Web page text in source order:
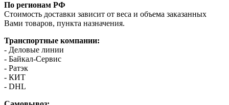
По регионам РФ
Стоимость доставки зависит от веса и объема заказанных
Вами товаров, пункта назначения.
Транспортные компании:
- Деловые линии
- Байкал-Сервис
- Ратэк
- КИТ
- DHL